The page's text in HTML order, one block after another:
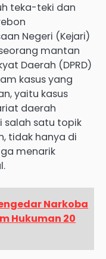
teka-teki dan
Negeri (Kejari)
mantan
Daerah (DPRD)
kasus yang
yaitu kasus
daerah
salah satu topik
tidak hanya di
menarik
Narkoba
Hukuman 20